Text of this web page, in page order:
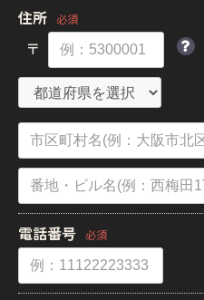
住所 必須
〒
電話番号 必須